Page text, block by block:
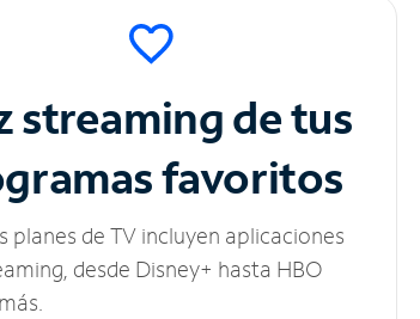
streaming de tus
favoritos
planes de TV incluyen aplicaciones
desde Disney+ hasta HBO